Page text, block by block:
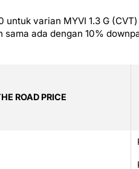
varian MYVI 1.3 G
ada dengan 10%
ROAD PRICE